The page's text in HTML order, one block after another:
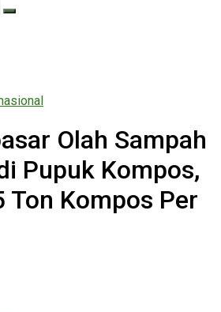
Olah Sampah
Pupuk Kompos,
Ton Kompos Per